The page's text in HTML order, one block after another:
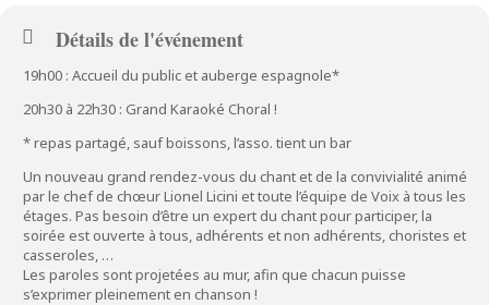
Détails de l'événement
19h00 : Accueil du public et auberge espagnole*
20h30 à 22h30 : Grand Karaoké Choral !
* repas partagé, sauf boissons, l’asso. tient un bar
Un nouveau grand rendez-vous du chant et de la convivialité animé
par le chef de chœur Lionel Licini et toute l’équipe de Voix à tous les
étages. Pas besoin d’être un expert du chant pour participer, la
soirée est ouverte à tous, adhérents et non adhérents, choristes et
casseroles, …
Les paroles sont projetées au mur, afin que chacun puisse
s’exprimer pleinement en chanson !